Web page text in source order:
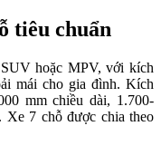
tiêu chuẩn
hoặc MPV, với kích
mái cho gia đình. Kích
mm chiều dài, 1.700-
Xe 7 chỗ được chia theo